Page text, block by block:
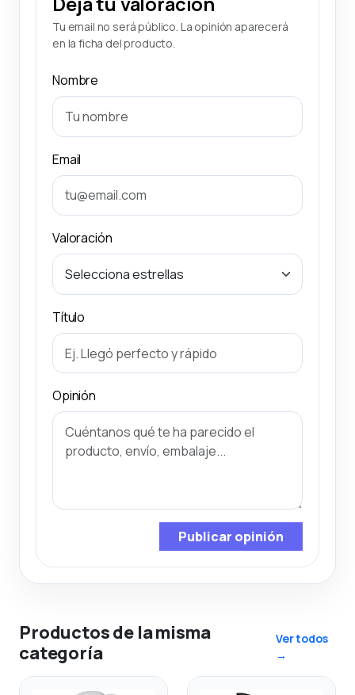
Tu email no será público. La opinión aparecerá
en la ficha del producto.
Nombre
Email
Valoración
Título
Opinión
Publicar opinión
Productos de la misma
categoría
Ver todos
→